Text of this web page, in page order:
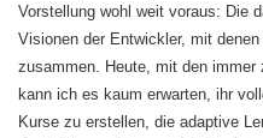
Vorstellung wohl weit voraus: Die
Visionen der Entwickler, mit
zusammen. Heute, mit den immer
kann ich es kaum erwarten, ihr
Kurse zu erstellen, die adaptive